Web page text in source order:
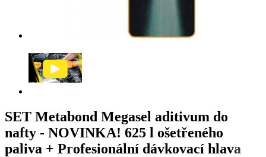
SET Metabond Megasel aditivum do
nafty - NOVINKA! 625 l ošetřeného
paliva + Profesionální dávkovací hlava